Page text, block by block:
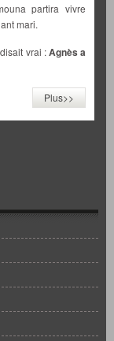
partira vivre
mari.
vrai :Agnès a
Plus>>